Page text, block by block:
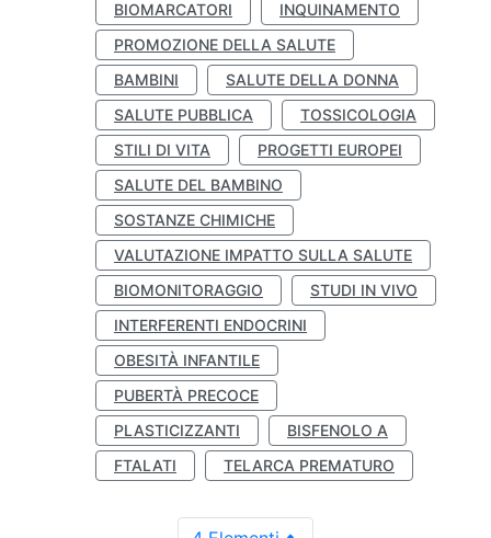
BIOMARCATORI
INQUINAMENTO
PROMOZIONE DELLA SALUTE
BAMBINI
SALUTE DELLA DONNA
SALUTE PUBBLICA
TOSSICOLOGIA
STILI DI VITA
PROGETTI EUROPEI
SALUTE DEL BAMBINO
SOSTANZE CHIMICHE
VALUTAZIONE IMPATTO SULLA SALUTE
BIOMONITORAGGIO
STUDI IN VIVO
INTERFERENTI ENDOCRINI
OBESITÀ INFANTILE
PUBERTÀ PRECOCE
PLASTICIZZANTI
BISFENOLO A
FTALATI
TELARCA PREMATURO